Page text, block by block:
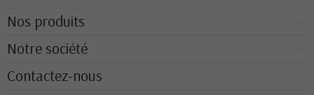
Nos produits
Notre société
Contactez-nous